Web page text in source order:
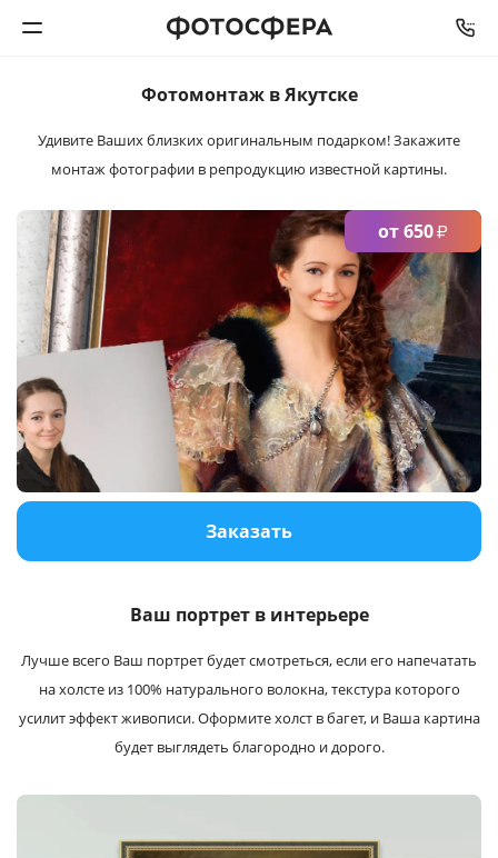
Фотокниги
Календари
Интерьерная печать
Фотоподарки
Багетная мастерская
Полиграфия
Фотомонтаж в Якутске
Удивите Ваших близких оригинальным подарком!Закажите
монтаж фотографии в репродукцию известной картины.
СРОК ИЗГОТОВЛЕНИЯ ОТ2 ДНЕЙ
от 650₽
Заказать
Ваш портрет в интерьере
Лучше всего Ваш портрет будет cмотреться, если его напечатать
на холсте из 100% натурального волокна, текстура которого
усилит эффект живописи. Оформите холст в багет, и Ваша картина
будет выглядеть благородно и дорого.